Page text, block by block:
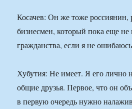
Косачев: Он же тоже россиянин,
бизнесмен, который пока еще не
гражданства, если я не
Хубутия: Не имеет. Я его лично
общие друзья. Первое, что он
в первую очередь нужно